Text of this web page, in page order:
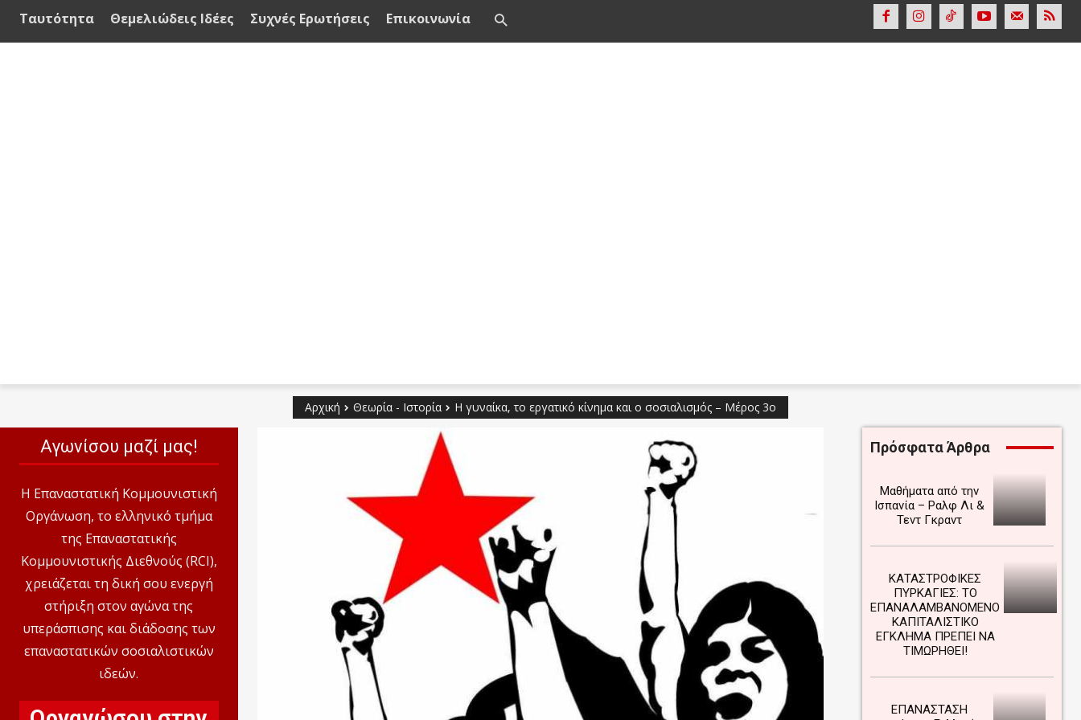
Ταυτότητα Θεμελιώδεις Ιδέες Συχνές Ερωτήσεις Επικοινωνία
Αρχική Θεωρία - Ιστορία Η γυναίκα, το εργατικό κίνημα και ο σοσιαλισμός – Μέρος 3ο
Αγωνίσου μαζί μας!
Η Επαναστατική Κομμουνιστική
Οργάνωση, το ελληνικό τμήμα
της Επαναστατικής
Κομμουνιστικής Διεθνούς (RCI),
χρειάζεται τη δική σου ενεργή
στήριξη στον αγώνα της
υπεράσπισης και διάδοσης των
επαναστατικών σοσιαλιστικών
ιδεών.
Πρόσφατα Άρθρα
Μαθήματα από την
Ισπανία – Ραλφ Λι &
Τεντ Γκραντ
ΚΑΤΑΣΤΡΟΦΙΚΕΣ
ΠΥΡΚΑΓΙΕΣ: ΤΟ
ΕΠΑΝΑΛΑΜΒΑΝΟΜΕΝΟ
ΚΑΠΙΤΑΛΙΣΤΙΚΟ
ΕΓΚΛΗΜΑ ΠΡΕΠΕΙ ΝΑ
ΤΙΜΩΡΗΘΕΙ!
ΕΠΑΝΑΣΤΑΣΗ